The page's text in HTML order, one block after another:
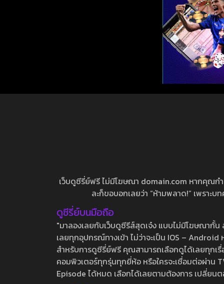
เว็บดูซีรี่ย์ฟรี ไม่มีโฆษณา domain.com หากคุณก
ละก็ขอบอกเลยว่า “ห้ามพลาด!” เพราะ
ดูซีรี่ย์บนมือถือ
"มาลองเลยกับเว็บดูซีรีส์สุดเจ๋ง แบบไม่มีโฆษณากั้
เลยทุกอุปกรณ์ทางเข้า ไม่ว่าจะเป็น IOS –
สำหรับการดูซีรี่ย์ฟรี คุณสามารถเลือกดูได้เลยทุกเ
คอมพิวเตอร์ทุกรุ่นทุกยี่ห้อ หรือใครจะเชื่อมต่อผ่าน
Episode ได้หมด เลือกได้เลยตามต้องการ เปลี่ยน